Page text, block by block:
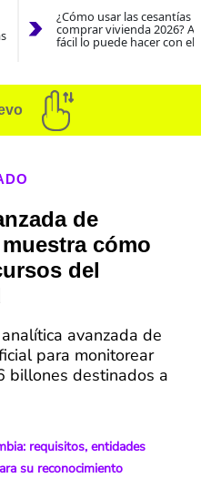
¿Cómo usar las cesantías
comprar vivienda 2026?
fácil lo puede hacer con el
de
cómo
del
avanzada de
para monitorear
billones destinados a
requisitos, entidades
su reconocimiento